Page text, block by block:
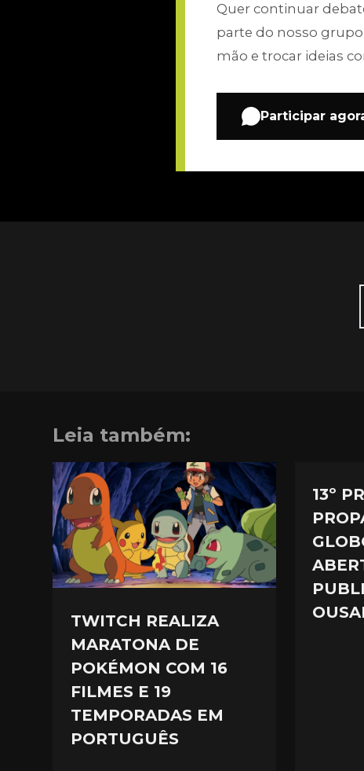
Quer continuar
parte do nosso
mão e trocar ideias
Participar
Leia também:
TWITCH REALIZA
MARATONA DE
POKÉMON COM 16
FILMES E 19
TEMPORADAS EM
PORTUGUÊS
13º